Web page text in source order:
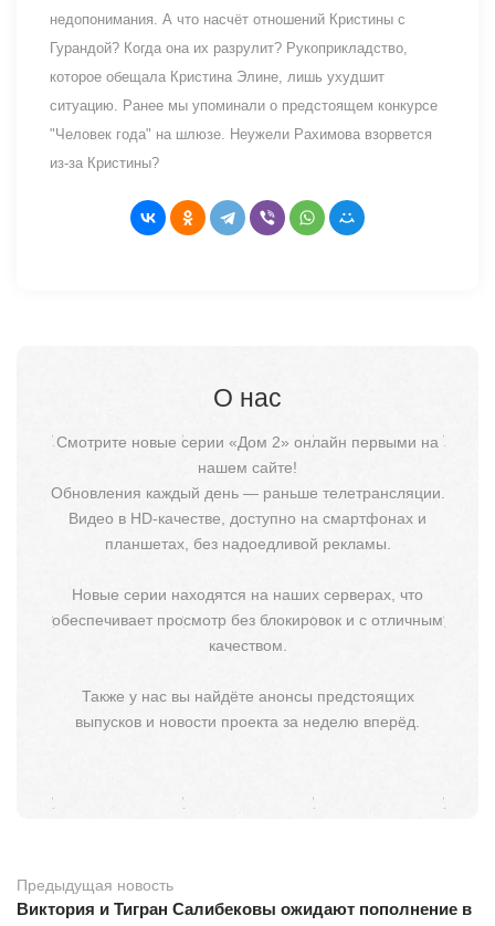
недопонимания. А что насчёт отношений Кристины с
Гурандой? Когда она их разрулит? Рукоприкладство,
которое обещала Кристина Элине, лишь ухудшит
ситуацию. Ранее мы упоминали о предстоящем конкурсе
"Человек года" на шлюзе. Неужели Рахимова взорвется
из-за Кристины?
О нас
Смотрите новые серии «Дом 2» онлайн первыми на
нашем сайте!
Обновления каждый день — раньше телетрансляции.
Видео в HD-качестве, доступно на смартфонах и
планшетах, без надоедливой рекламы.
Новые серии находятся на наших серверах, что
обеспечивает просмотр без блокировок и с отличным
качеством.
Также у нас вы найдёте анонсы предстоящих
выпусков и новости проекта за неделю вперёд.
Предыдущая новость
Виктория и Тигран Салибековы ожидают пополнение в